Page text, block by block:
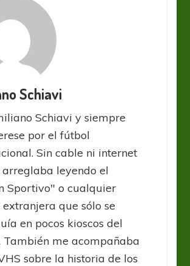
Schiavi
Schiavi y siempre
por el fútbol
Sin cable ni internet
arreglaba leyendo el
Sportivo" o cualquier
que sólo se
en pocos kioscos del
También me acompañaba
sobre la historia de los